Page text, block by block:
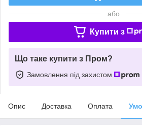
або
Купити з
Що таке купити з Пром?
Замовлення під захистом
Опис Доставка Оплата